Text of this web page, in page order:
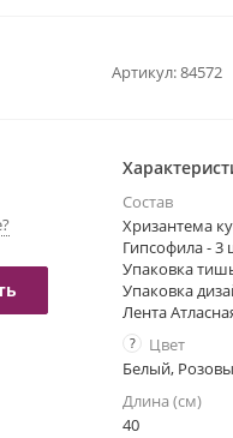
Артикул:84572
Состав
Хризантема
Гипсофила - 3
Упаковка
Упаковка
Лента
?
Цвет
Белый,
Длина (см)
40